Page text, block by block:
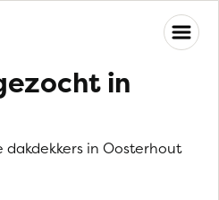
in
in Oosterhout